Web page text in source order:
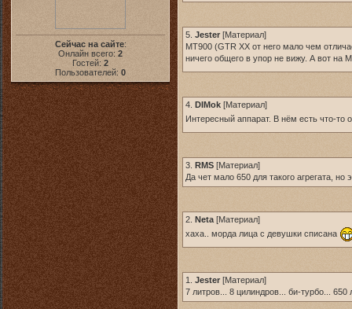
Сейчас на сайте:
Онлайн всего: 2
Гостей: 2
Пользователей: 0
5. Jester [Материал]
MT900 (GTR XX от него мало чем
ничего общего в упор не вижу. А вот на
4. DIMok [Материал]
Интересный аппарат. В нём есть что-то
3. RMS [Материал]
Да чет мало 650 для такого агрегата, но
2. Neta [Материал]
хаха.. морда лица с девушки списана
1. Jester [Материал]
7 литров... 8 цилиндров... би-турбо...